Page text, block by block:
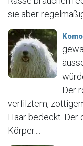
sie aber
Der
verfilztem,
Haar bedeckt. Der
Körper....